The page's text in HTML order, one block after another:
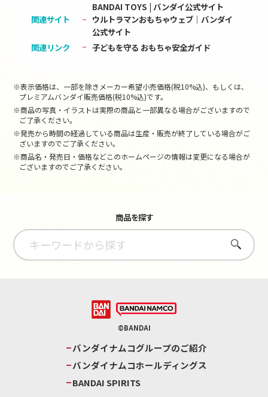
関連サイト
BANDAI TOYS | バンダイ公式サイト
ウルトラマンおもちゃウェブ｜バンダイ
公式サイト
関連リンク
子どもを守る おもちゃ安全ガイド
※表示価格は、一部を除きメーカー希望小売価格(税10%込)、もしくは、
プレミアムバンダイ販売価格(税10%込)です。
※商品の写真・イラストは実際の商品と一部異なる場合がございますので
ご了承ください。
※発売から時間の経過している商品は生産・販売が終了している場合がご
ざいますのでご了承ください。
※商品名・発売日・価格などこのホームページの情報は変更になる場合が
ございますのでご了承ください。
商品を探す
さがす
©BANDAI
バンダイナムコグループのご紹介
バンダイナムコホールディングス
BANDAI SPIRITS